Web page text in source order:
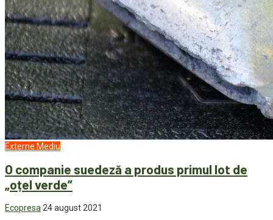
Externe Mediu
O companie suedeză a produs primul lot de
„oțel verde”
Ecopresa 24 august 2021